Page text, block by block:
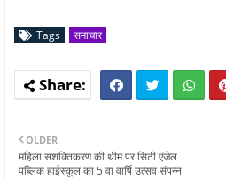
Tags समाचार
OLDER
महिला सशक्तिकरण की थीम पर सिटी एंजेल
पब्लिक हाईस्कूल का 5 वा वार्षि उत्सव संपन्न